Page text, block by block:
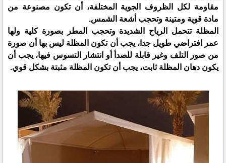
مقاومة لكل الظروف الجوية المختلفة، أن تكون مصنوعة من
مادة قوية ومتينة وتحجب أشعة الشمس.
المظلة تتحمل الرياح الشديدة وتحجب المطر بصورة كلية ولها
عمر افتراضي طويل جدا، يجب أن تكون المظلة ليس بها أن صورة
من صور التلف وغير قابلة للصدأ أو انتشار التسوس فيها، يجب أن
يكون دهان المظلة ثابت، يجب أن تكون المظلة مثبتة بشكل قوي.